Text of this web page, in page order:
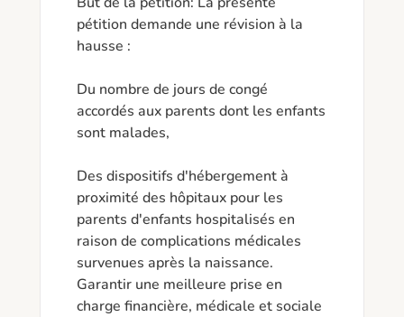
pétition demande une révision à la
hausse :
Du nombre de jours de congé
accordés aux parents dont les enfants
sont malades,
Des dispositifs d'hébergement à
proximité des hôpitaux pour les
parents d'enfants hospitalisés en
raison de complications médicales
survenues après la naissance.
Garantir une meilleure prise en
charge financière, médicale et sociale